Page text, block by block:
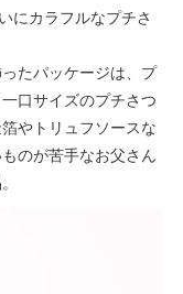
にカラフルなプチさ
たパッケージは、プ
口サイズのプチさつ
やトリュフソースな
のが苦手なお父さん